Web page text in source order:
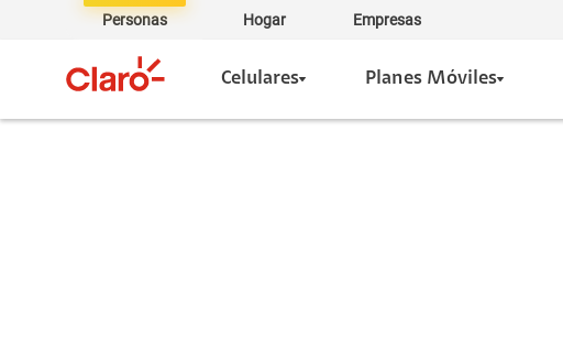
Personas Hogar Empresas
Celulares Planes Móviles